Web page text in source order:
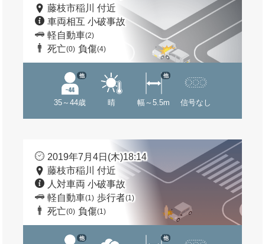
藤枝市稲川 付近
車両相互 小破事故
軽自動車(2)
死亡(0) 負傷(4)
35～44歳
他
晴 幅～5.5m
他
信号なし
2019年7月4日(木)18:14
藤枝市稲川 付近
人対車両 小破事故
軽自動車(1) 歩行者(1)
死亡(0) 負傷(1)
他 他